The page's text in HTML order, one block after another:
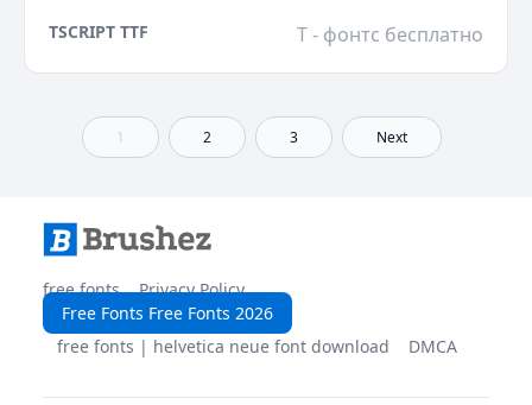
TSCRIPT TTF T - фонтс бесплатно
1 2 3 Next
free fonts
Privacy Policy
Free Fonts Free Fonts 2026
free fonts | helvetica neue font download
DMCA